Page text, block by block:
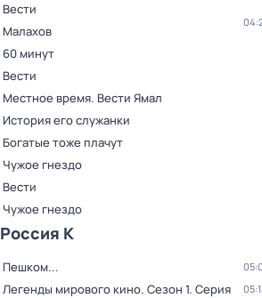
Вести
Малахов
60 минут
Вести
Местное время. Вести Ямал
История его служанки
Богатые тоже плачут
Чужое гнездо
Вести
Чужое гнездо
Россия К
Пешком...
Легенды мирового кино. Сезон 1. Серия